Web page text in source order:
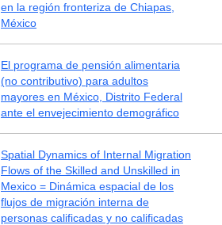
en la región fronteriza de Chiapas,
México
El programa de pensión alimentaria
(no contributivo) para adultos
mayores en México, Distrito Federal
ante el envejecimiento demográfico
Spatial Dynamics of Internal Migration
Flows of the Skilled and Unskilled in
Mexico = Dinámica espacial de los
flujos de migración interna de
personas calificadas y no calificadas